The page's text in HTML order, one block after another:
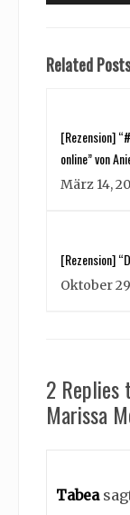
Related Posts
[Rezension]
online” von
März 14,
[Rezension]
Oktober
2 Replies
Marissa
Tabea